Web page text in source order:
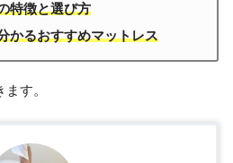
特徴と選び方
かるおすすめマットレス
す。